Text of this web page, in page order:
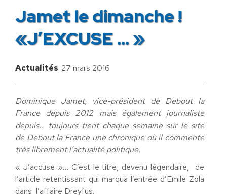
Jamet le dimanche !
«J’EXCUSE … »
Actualités 27 mars 2016
Dominique Jamet, vice-président de Debout la
France depuis 2012 mais également journaliste
depuis… toujours tient chaque semaine sur le site
de Debout la France une chronique où il commente
très librement l’actualité politique.
« J’accuse »… C’est le titre, devenu légendaire, de
l’article retentissant qui marqua l’entrée d’Emile Zola
dans l’affaire Dreyfus.